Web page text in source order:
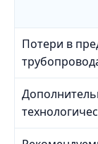
Потери в